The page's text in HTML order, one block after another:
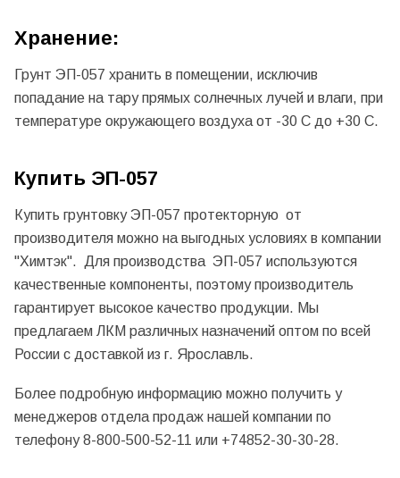
Хранение:
Грунт ЭП-057 хранить в помещении, исключив
попадание на тару прямых солнечных лучей и влаги, при
температуре окружающего воздуха от -30 С до +30 С.
Купить ЭП-057
Купить грунтовку ЭП-057 протекторную от
производителя можно на выгодных условиях в компании
"Химтэк". Для производства ЭП-057 используются
качественные компоненты, поэтому производитель
гарантирует высокое качество продукции. Мы
предлагаем ЛКМ различных назначений оптом по всей
России с доставкой из г. Ярославль.
Более подробную информацию можно получить у
менеджеров отдела продаж нашей компании по
телефону 8-800-500-52-11 или +74852-30-30-28.